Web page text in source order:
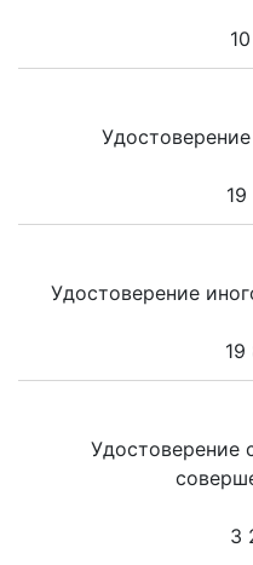
Удостоверение
19
Удостоверение
3